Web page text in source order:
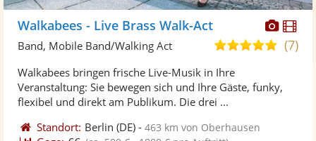
Walkabees - Live Brass Walk-Act
5,0
Sternen
(7)
Band, Mobile Band/Walking Act
Walkabees bringen frische Live-Musik in Ihre
Veranstaltung: Sie bewegen sich und Ihre Gäste, funky,
flexibel und direkt am Publikum. Die drei ...
Standort: Berlin (DE) -463 km von Oberhausen